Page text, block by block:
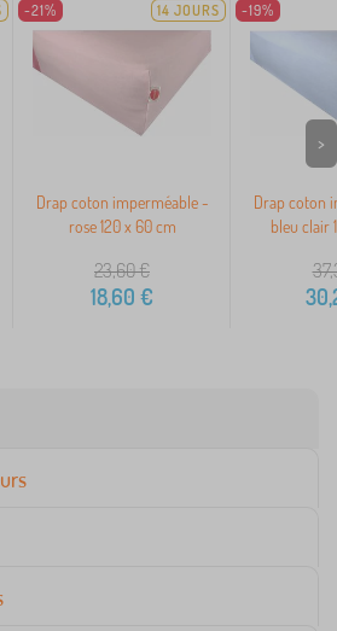
-21% 14 JOURS
Drap coton imperméable -
rose 120 x 60 cm
23,60€
18,60 €
-19%
Drap coton
bleu clair
>